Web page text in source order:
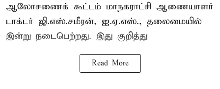
ஆலோசணைக் கூட்டம் மாநகராட்சி ஆணையாளர்
டாக்டர் ஜி.எஸ்.சமீரன், ஐ.ஏ.எஸ்., தலைமையில்
இன்று நடைபெற்றது. இது குறித்து
Read More